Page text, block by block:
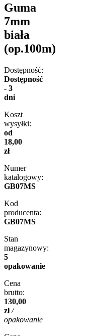
Guma
7mm
biała
(op.100m)
Dostępność:
Dostępność
- 3
dni
Koszt
wysyłki:
od
18,00
zł
Numer
katalogowy:
GB07MS
Kod
producenta:
GB07MS
Stan
magazynowy:
5
opakowanie
Cena
brutto:
130,00
zł /
opakowanie